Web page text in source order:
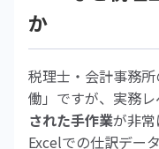
か
税理士・会計事務
働」ですが、実務
された手作業が非常
Excelでの仕訳デー